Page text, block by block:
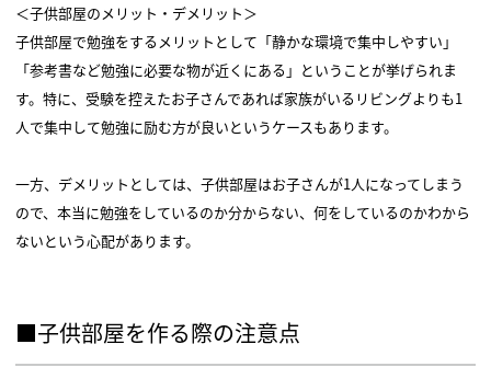
＜子供部屋のメリット・デメリット＞
子供部屋で勉強をするメリットとして「静かな環境で集中しやすい」
「参考書など勉強に必要な物が近くにある」ということが挙げられま
す。特に、受験を控えたお子さんであれば家族がいるリビングよりも1
人で集中して勉強に励む方が良いというケースもあります。
一方、デメリットとしては、子供部屋はお子さんが1人になってしまう
ので、本当に勉強をしているのか分からない、何をしているのかわから
ないという心配があります。
■子供部屋を作る際の注意点